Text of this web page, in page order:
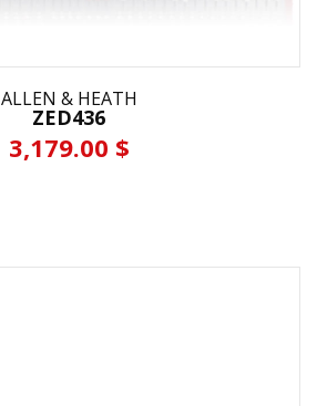
ALLEN & HEATH
ZED436
3,179.00 $